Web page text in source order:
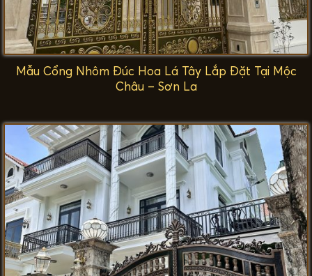
Mẫu Cổng Nhôm Đúc Hoa Lá Tây Lắp Đặt Tại Mộc
Châu – Sơn La